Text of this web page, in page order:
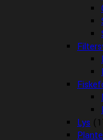
Lys